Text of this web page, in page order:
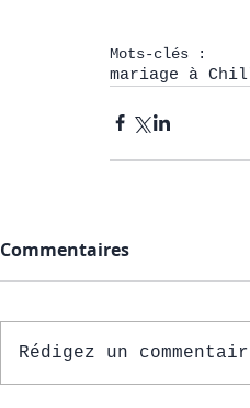
Mots-clés :
mariage à
Commentaires
Rédigez un